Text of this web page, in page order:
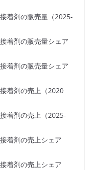
着剤の販売量（2025-
着剤の販売量シェア
着剤の販売量シェア
着剤の売上（2020
着剤の売上（2025-
着剤の売上シェア
着剤の売上シェア